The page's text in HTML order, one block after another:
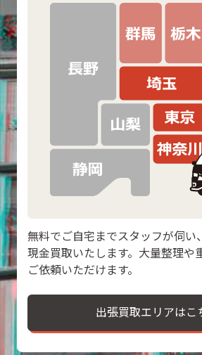
無料でご自宅までスタッフが伺い
現金買取いたします。大量整理や
ご依頼いただけます。
出張買取エリアはこ